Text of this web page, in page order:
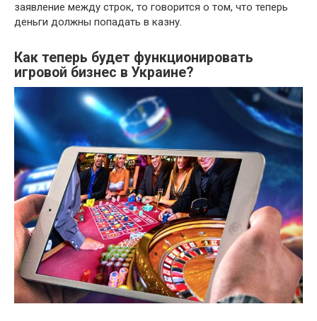
заявление между строк, то говорится о том, что теперь
деньги должны попадать в казну.
Как теперь будет функционировать
игровой бизнес в Украине?